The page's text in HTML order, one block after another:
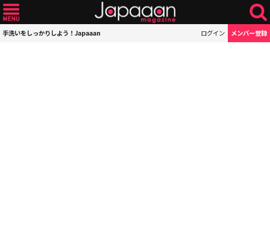
手洗いをしっかりしよう！Japaaan ログイン メンバー登録